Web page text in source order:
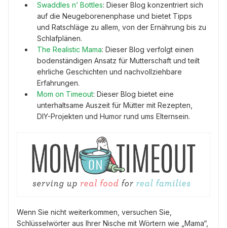
Swaddles n’ Bottles: Dieser Blog konzentriert sich
auf die Neugeborenenphase und bietet Tipps
und Ratschläge zu allem, von der Ernährung bis zu
Schlafplänen.
The Realistic Mama: Dieser Blog verfolgt einen
bodenständigen Ansatz für Mutterschaft und teilt
ehrliche Geschichten und nachvollziehbare
Erfahrungen.
Mom on Timeout: Dieser Blog bietet eine
unterhaltsame Auszeit für Mütter mit Rezepten,
DIY-Projekten und Humor rund ums Elternsein.
Wenn Sie nicht weiterkommen, versuchen Sie,
Schlüsselwörter aus Ihrer Nische mit Wörtern wie „Mama“,